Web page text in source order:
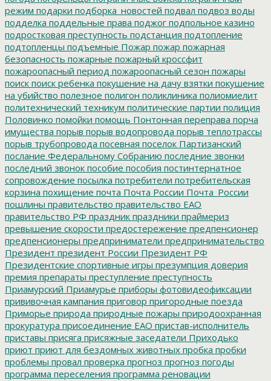
режим подарки подборка_новостей подвал подвоз воды
подделка поддельные права поджог подпольное казино
подростковая преступность подстанция подтопление
подтопленцы подъемные Пожар пожар пожарная
безопасность пожарные пожарный кроссфит
пожароопасный период пожароопасный сезон пожары
поиск поиск ребенка покушение на дачу взятки покушение
на убийство полезное полигон поликлиника полиомиелит
политехнический техникум политические партии полиция
Половинко помойки помощь Понтонная переправа порча
имущества порыв порыв водопровода порыв теплотрассы
порыв трубопровода посевная поселок Партизанский
послание Федеральному Собранию последние звонки
последний звонок пособие пособия постинтернатное
сопровождение посылка потребители потребительская
корзина похищение почта Почта России Почта_России
пошлины правительство правительство ЕАО
правительство РФ праздник праздники праймериз
превышение скорости предостережение предпенсионер
предпенсионеры предприниматели предпринимательство
Президент президент России Президент РФ
Президентские спортивные игры презумпция доверия
премия препараты преступление преступность
Приамурский Приамурье приборы фотовидеофиксации
прививочная кампания приговор пригородные поезда
Приморье природа природные пожары природоохранная
прокуратура присоединение ЕАО пристав-исполнитель
приставы присяга присяжные заседатели Приходько
приют приют для бездомных животных пробка пробки
проблемы провал проверка прогноз прогноз погоды
программа переселения программа реновации